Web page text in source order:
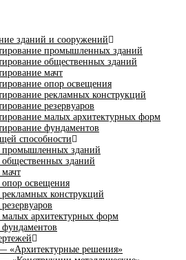
зданий и сооружений
промышленных зданий
общественных зданий
мачт
опор освещения
рекламных конструкций
резервуаров
малых архитектурных форм
фундаментов
способности
промышленных зданий
общественных зданий
мачт
опор освещения
рекламных конструкций
малых архитектурных форм
фундаментов
«Архитектурные решения»